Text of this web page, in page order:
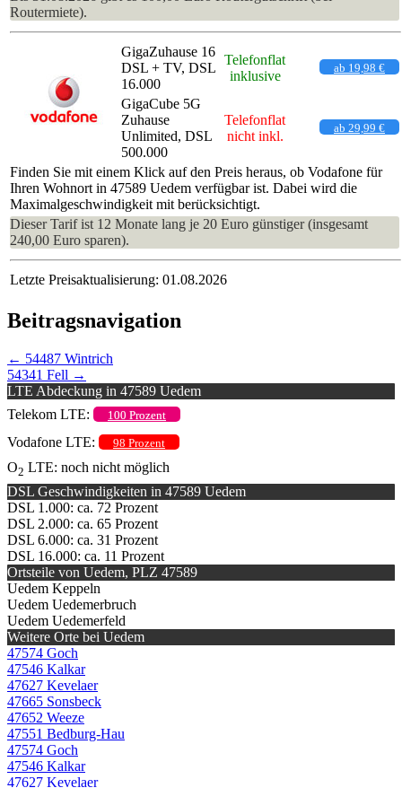
Routermiete).
GigaZuhause 16
DSL + TV, DSL
16.000
Telefonflat
inklusive
ab 19,98 €
GigaCube 5G
Zuhause
Unlimited, DSL
500.000
Telefonflat
nicht inkl.
ab 29,99 €
Finden Sie mit einem Klick auf den Preis heraus, ob Vodafone für
Ihren Wohnort in 47589 Uedem verfügbar ist. Dabei wird die
Maximalgeschwindigkeit mit berücksichtigt.
Dieser Tarif ist 12 Monate lang je 20 Euro günstiger (insgesamt
240,00 Euro sparen).
Letzte Preisaktualisierung: 01.08.2026
Beitragsnavigation
← 54487 Wintrich
54341 Fell →
LTE Abdeckung in 47589 Uedem
Telekom LTE:
100 Prozent
Vodafone LTE: 98 Prozent
O2 LTE: noch nicht möglich
DSL Geschwindigkeiten in 47589 Uedem
DSL 1.000: ca. 72 Prozent
DSL 2.000: ca. 65 Prozent
DSL 6.000: ca. 31 Prozent
DSL 16.000: ca. 11 Prozent
Ortsteile von Uedem, PLZ 47589
Uedem Keppeln
Uedem Uedemerbruch
Uedem Uedemerfeld
Weitere Orte bei Uedem
47574 Goch
47546 Kalkar
47627 Kevelaer
47665 Sonsbeck
47652 Weeze
47551 Bedburg-Hau
47574 Goch
47546 Kalkar
47627 Kevelaer